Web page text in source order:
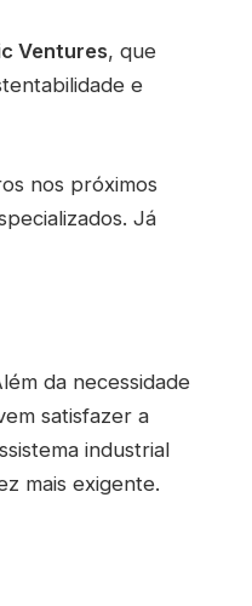
Ventures, que
e
nos próximos
Já
da necessidade
satisfazer a
industrial
mais exigente.